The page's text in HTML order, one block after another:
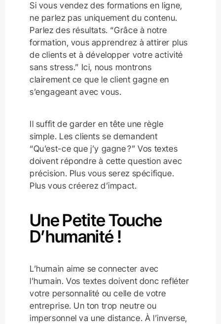
Si vous vendez des formations en ligne,
ne parlez pas uniquement du contenu.
Parlez des résultats. “Grâce à notre
formation, vous apprendrez à attirer plus
de clients et à développer votre activité
sans stress.” Ici, nous montrons
clairement ce que le client gagne en
s’engageant avec vous.
Il suffit de garder en tête une règle
simple. Les clients se demandent
“Qu’est-ce que j’y gagne ?” Vos textes
doivent répondre à cette question avec
précision. Plus vous serez spécifique.
Plus vous créerez d’impact.
Une Petite Touche
D’humanité !
L’humain aime se connecter avec
l’humain. Vos textes doivent donc refléter
votre personnalité ou celle de votre
entreprise. Un ton trop neutre ou
impersonnel va une distance. À l’inverse,